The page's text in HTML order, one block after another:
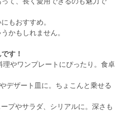
もおすすめ。
かもしれません。
す！
理やワンプレートにぴったり。食卓
やデザート皿に。ちょこんと乗せる
ープやサラダ、シリアルに。深さも